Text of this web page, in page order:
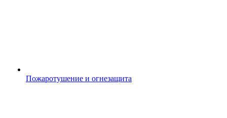
Пожаротушение и огнезащита